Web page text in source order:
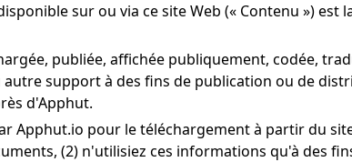
sur ou via ce site Web (« Contenu ») est
publiée, affichée publiquement, codée,
support à des fins de publication ou de
d'Apphut.
pour le téléchargement à partir du
(2) n'utilisiez ces informations qu'à des